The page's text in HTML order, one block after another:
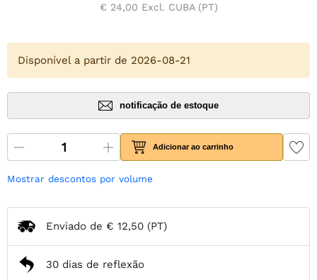
€ 24,00 Excl. CUBA (PT)
Disponível a partir de 2026-08-21
notificação de estoque
Adicionar ao carrinho
Mostrar descontos por volume
Enviado de € 12,50 (PT)
30 dias de reflexão